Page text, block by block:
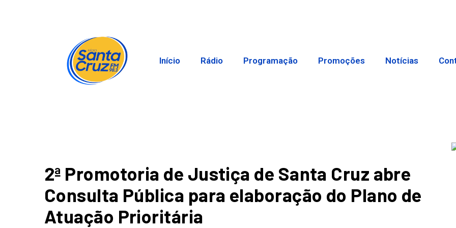
Início Rádio Programação Promoções Notícias
2ª Promotoria de Justiça de Santa Cruz abre
Consulta Pública para elaboração do Plano de
Atuação Prioritária